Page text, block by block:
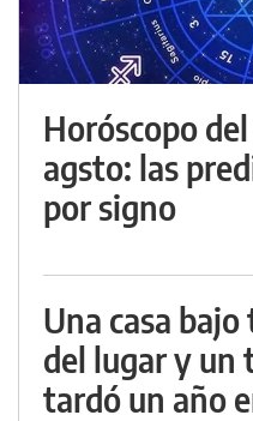
Horóscopo
agsto: las
por signo
Una casa
del lugar y un
tardó un año